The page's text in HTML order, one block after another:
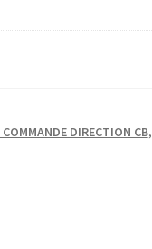
DIRECTION CB,